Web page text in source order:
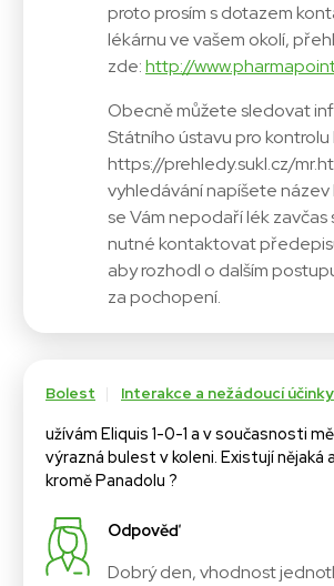
proto prosím s dotazem
lékárnu ve vašem okolí,
zde:http://
Obecně můžete sledovat
Státního ústavu pro kontrolu
https://prehledy.sukl.cz/
vyhledávání napíšete název
se Vám nepodaří lék
nutné kontaktovat
aby rozhodl o dalším
za pochopení.
Bolest Interakce a nežádoucí účinky
užívám Eliquis 1-0-1 a v současnosti
výrazná bulest v koleni. Existují nějaká
kromě Panadolu ?
Odpověď
Dobrý den, vhodnost